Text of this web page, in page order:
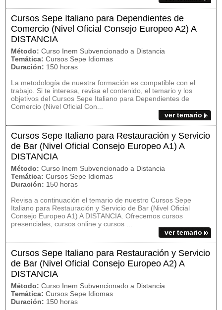
Cursos Sepe Italiano para Dependientes de
Comercio (Nivel Oficial Consejo Europeo A2) A
DISTANCIA
Método: Curso Inem Subvencionado a Distancia
Temática: Cursos Sepe Idiomas
Duración: 150 horas
La metodología de nuestra formación es compatible con el
trabajo. Si te interesa, revisa el contenido, el temario y los
objetivos del Cursos Sepe Italiano para Dependientes de
Comercio (Nivel Oficial Con...
ver temario
Cursos Sepe Italiano para Restauración y Servicio
de Bar (Nivel Oficial Consejo Europeo A1) A
DISTANCIA
Método: Curso Inem Subvencionado a Distancia
Temática: Cursos Sepe Idiomas
Duración: 150 horas
Revisa a continuación el temario de nuestro Cursos Sepe
Italiano para Restauración y Servicio de Bar (Nivel Oficial
Consejo Europeo A1) A DISTANCIA. Ofrecemos cursos
presenciales, cursos online y cursos ...
ver temario
Cursos Sepe Italiano para Restauración y Servicio
de Bar (Nivel Oficial Consejo Europeo A2) A
DISTANCIA
Método: Curso Inem Subvencionado a Distancia
Temática: Cursos Sepe Idiomas
Duración: 150 horas